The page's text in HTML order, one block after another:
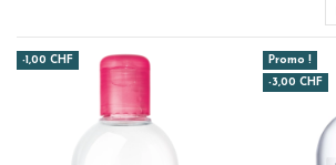
-1,00 CHF
Promo !
-3,00 CHF